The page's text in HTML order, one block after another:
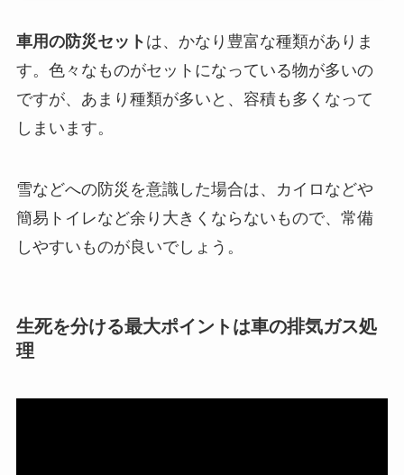
車用の防災セット は、かなり豊富な種類がありま
す。色々なものがセットになっている物が多いの
ですが、あまり種類が多いと、容積も多くなって
しまいます。
雪などへの防災を意識した場合は、カイロなどや
簡易トイレなど余り大きくならないもので、常備
しやすいものが良いでしょう。
生死を分ける最大ポイントは車の排気ガス処
理